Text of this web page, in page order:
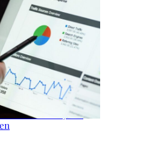
bureau voor jouw